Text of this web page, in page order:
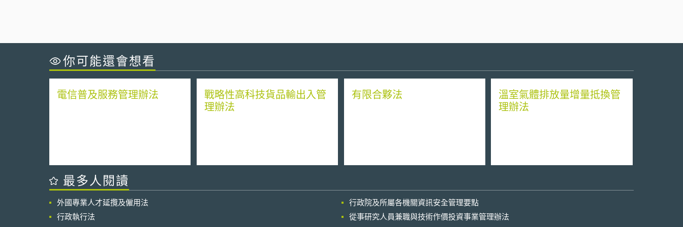
你可能還會想看
電信普及服務管理辦法
戰略性高科技貨品輸出入管
理辦法
有限合夥法
溫室氣體排放量增量抵換管
理辦法
最多人閱讀
外國專業人才延攬及僱用法
行政院及所屬各機關資訊安全管理要點
行政執行法
從事研究人員兼職與技術作價投資事業管理辦法